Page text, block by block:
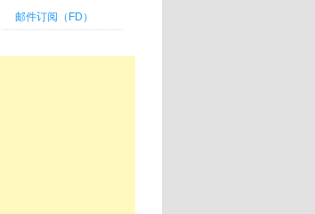
邮件订阅（FD）